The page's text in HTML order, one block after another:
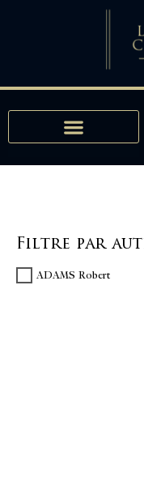
Filtre par
ADAMS Robert